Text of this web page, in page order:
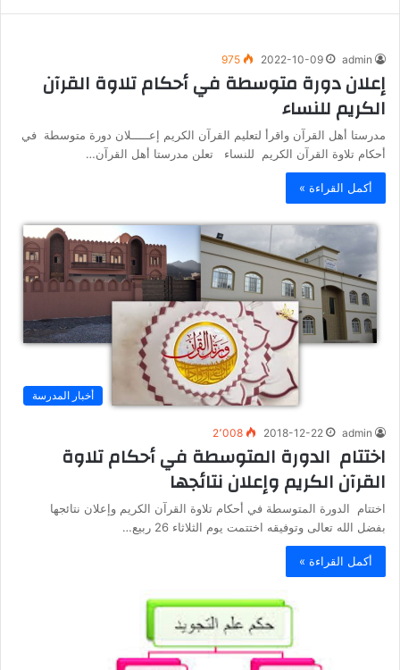
admin
2022-10-09
975
إعلان دورة متوسطة في أحكام تلاوة القرآن
الكريم للنساء
مدرستا أهل القرآن واقرأ لتعليم القرآن الكريم إعـــــلان دورة متوسطة في
أحكام تلاوة القرآن الكريم للنساء تعلن مدرستا أهل القرآن…
أكمل القراءة »
أخبار المدرسة
admin
2018-12-22 2٬008
اختتام الدورة المتوسطة في أحكام تلاوة
القرآن الكريم وإعلان نتائجها
اختتام الدورة المتوسطة في أحكام تلاوة القرآن الكريم وإعلان نتائجها
بفضل الله تعالى وتوفيقه اختتمت يوم الثلاثاء 26 ربيع…
أكمل القراءة »